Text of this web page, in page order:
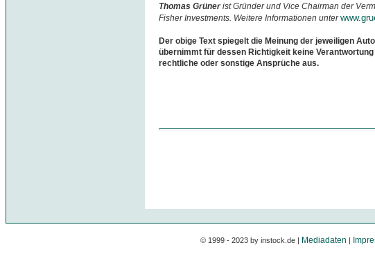
Thomas Grünerist Gründer und Vice Chairman der
Fisher Investments. Weitere Informationen unter
Der obige Text spiegelt die Meinung der jeweiligen
übernimmt für dessen Richtigkeit keine
rechtliche oder sonstige Ansprüche aus.
© 1999 - 2023 by instock.de | Mediadaten |